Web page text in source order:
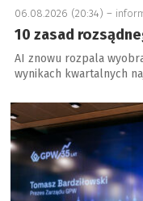
06.08.2026 (20:34) –
10 zasad
AI znowu rozpala
wynikach kwartalnych
a